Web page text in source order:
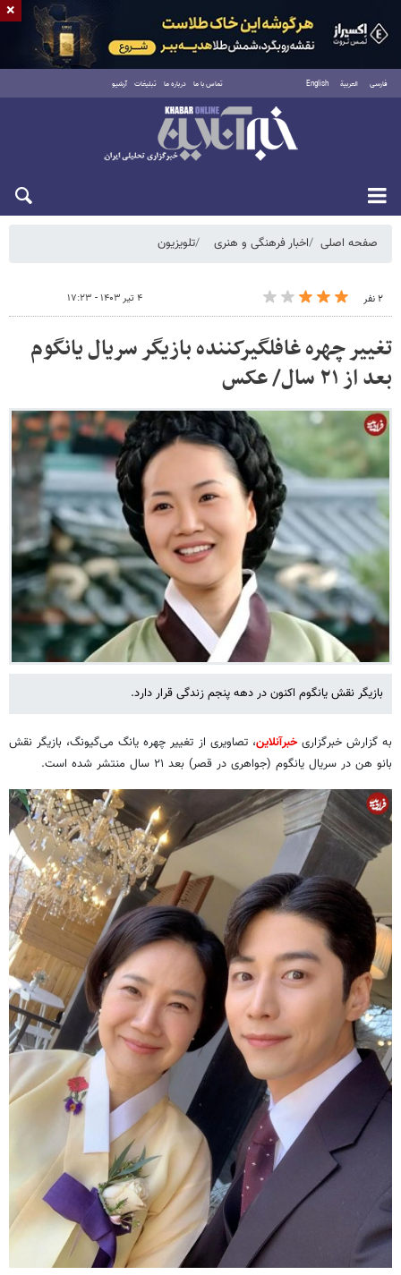
فارسی العربية English تماس با ما درباره ما تبلیغات آرشیو
پنجشنبه ۱۵ مرداد ۱۴۰۵
صفحه اصلی اخبار فرهنگی و هنری تلویزیون
۲ نفر ۴ تیر ۱۴۰۳ - ۱۷:۲۳
تغییر چهره غافلگیرکننده بازیگر سریال یانگوم
بعد از ۲۱ سال/ عکس
بازیگر نقش یانگوم اکنون در دهه پنجم زندگی قرار دارد.
به گزارش خبرگزاریخبرآنلاین، تصاویری از تغییر چهره یانگ می‌گیونگ، بازیگر نقش
بانو هن در سریال یانگوم (جواهری در قصر) بعد ۲۱ سال منتشر شده است.
×